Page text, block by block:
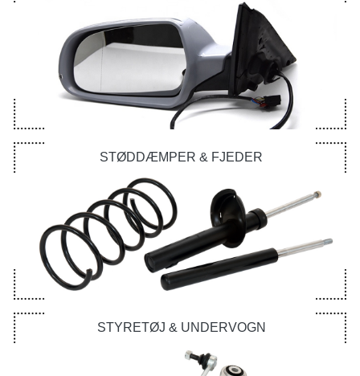
STØDDÆMPER & FJEDER
STYRETØJ & UNDERVOGN